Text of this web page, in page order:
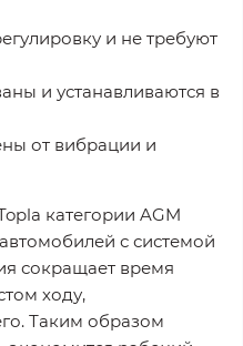
и не требуют
и устанавливаются в
от вибрации и
категории AGM
с системой
сокращает время
ходу,
Таким образом